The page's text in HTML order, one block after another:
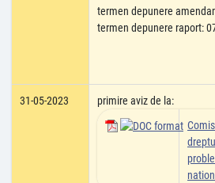
termen depunere
termen depunere raport:
31-05-2023
primire aviz de la: